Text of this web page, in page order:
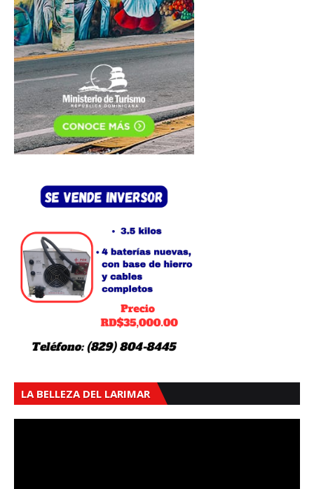
LA BELLEZA DEL LARIMAR